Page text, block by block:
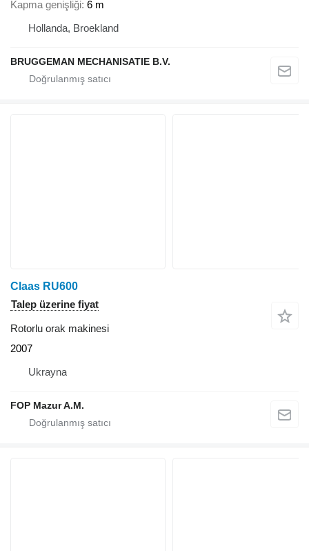
Kapma genişliği 6 m
Hollanda, Broekland
BRUGGEMAN MECHANISATIE B.V.
Claas RU600
Talep üzerine fiyat
Rotorlu orak makinesi
2007
Ukrayna
FOP Mazur A.M.